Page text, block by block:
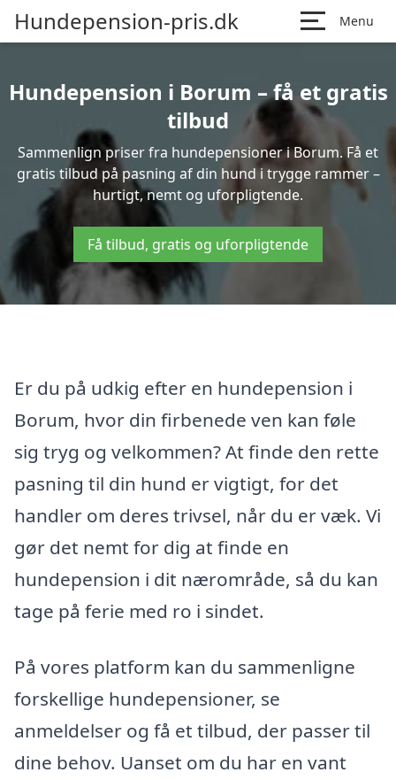
Hundepension-pris.dk Menu
Hundepension i Borum – få et gratis
tilbud
Sammenlign priser fra hundepensioner i Borum. Få et
gratis tilbud på pasning af din hund i trygge rammer –
hurtigt, nemt og uforpligtende.
Få tilbud, gratis og uforpligtende
Er du på udkig efter en hundepension i
Borum, hvor din firbenede ven kan føle
sig tryg og velkommen? At finde den rette
pasning til din hund er vigtigt, for det
handler om deres trivsel, når du er væk. Vi
gør det nemt for dig at finde en
hundepension i dit nærområde, så du kan
tage på ferie med ro i sindet.
På vores platform kan du sammenligne
forskellige hundepensioner, se
anmeldelser og få et tilbud, der passer til
dine behov. Uanset om du har en vant